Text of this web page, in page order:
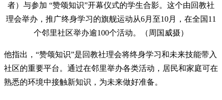
者）与参加 “赞颂知识”开幕仪式的学生合影。这个由回教社
理会举办，推广终身学习的旗舰运动从6月至10月，在全国11
个邻里社区举办逾100个活动。（周国威摄）
他指出，“赞颂知识”是回教社理会将终身学习和未来技能带入
社区的重要平台。通过在邻里举办各类活动，居民和家庭可在
熟悉的环境中接触新知识，为未来做好准备。